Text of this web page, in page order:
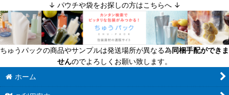
↓ パウチや袋をお探しの方はこちらへ ↓
ちゅうパックの商品やサンプルは発送場所が異なる為同梱手配ができま
せんのでよろしくお願い致します。
ホーム